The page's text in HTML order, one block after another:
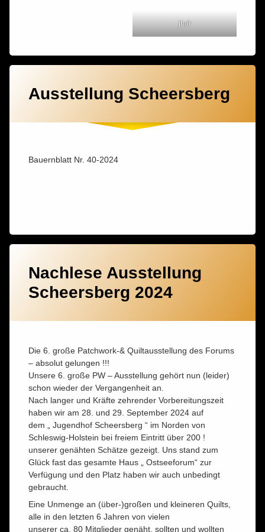
jhdr
Ausstellung Scheersberg
Bauernblatt Nr. 40-2024
Nachlese Ausstellung
Scheersberg 2024
Die 6. große Patchwork-& Quiltausstellung des Forums
– absolut gelungen !!!
Unsere 6. große PW – Ausstellung gehört nun (leider)
schon wieder der Vergangenheit an.
Nach langer und Kräfte zehrender Vorbereitungszeit
haben wir am 28. und 29. September 2024 auf
dem „ Jugendhof Scheersberg “ im Norden von
Schleswig-Holstein bei freiem Eintritt über 200 !
unserer genähten Schätze gezeigt. Uns stand zum
Glück fast das gesamte Haus „ Ostseeforum“ zur
Verfügung und den Platz haben wir auch unbedingt
gebraucht.
Eine Unmenge an (über-)großen und kleineren Quilts,
alle in den letzten 6 Jahren von vielen
unserer ca. 80 Mitglieder genäht, sollten und wollten